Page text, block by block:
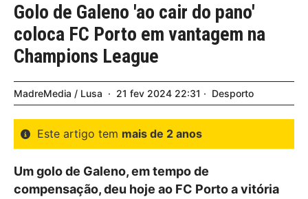
Golo de Galeno 'ao cair do pano'
coloca FC Porto em vantagem na
Champions League
MadreMedia / Lusa 21 fev 2024 22:31 Desporto
Este artigo tem mais de 2 anos
Um golo de Galeno, em tempo de
compensação, deu hoje ao FC Porto a vitória